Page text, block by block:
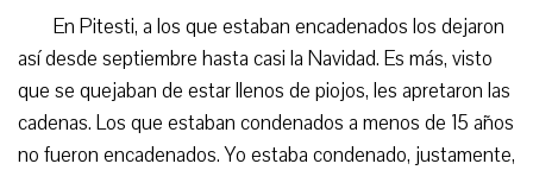
En Pitesti, a los que estaban encadenados los dejaron
así desde septiembre hasta casi la Navidad. Es más, visto
que se quejaban de estar llenos de piojos, les apretaron las
cadenas. Los que estaban condenados a menos de 15 años
no fueron encadenados. Yo estaba condenado, justamente,